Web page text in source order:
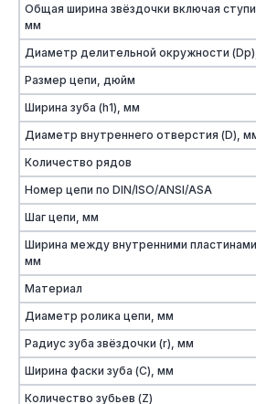
Общая ширина звёздочки включая
мм
Диаметр делительной окружности
Размер цепи, дюйм
Ширина зуба (h1), мм
Диаметр внутреннего отверстия (D),
Количество рядов
Номер цепи по DIN/ISO/ANSI/ASA
Шаг цепи, мм
Ширина между внутренними
мм
Материал
Диаметр ролика цепи, мм
Радиус зуба звёздочки (r), мм
Ширина фаски зуба (C), мм
Количество зубьев (Z)